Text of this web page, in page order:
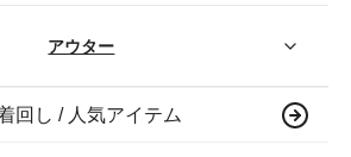
アウター
回し / 人気アイテム